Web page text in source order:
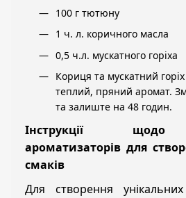
100 г тютюну
1 ч. л. коричного масла
0,5 ч.л. мускатного горіха
Кориця та мускатний
теплий, пряний аромат.
та залиште на 48 годин.
Інструкції щодо
ароматизаторів для
смаків
Для створення